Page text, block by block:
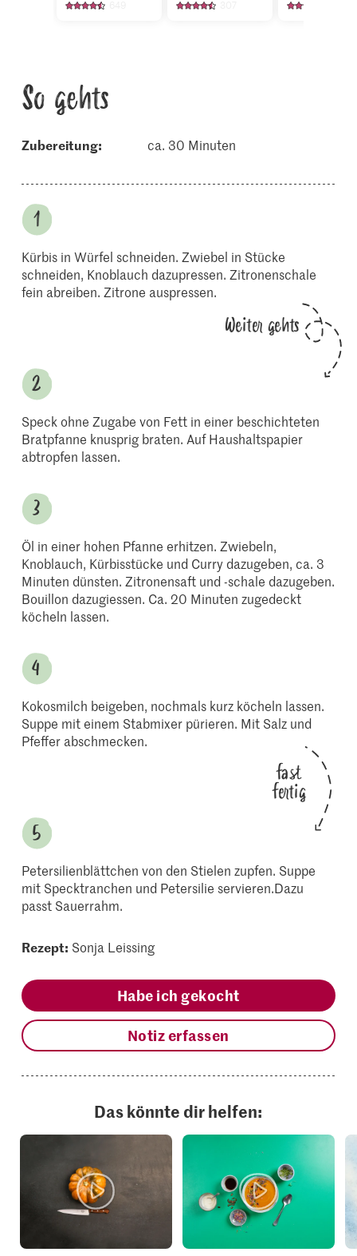
So gehts
Zubereitung: ca. 30 Minuten
Kürbis in Würfel schneiden. Zwiebel in Stücke
schneiden, Knoblauch dazupressen. Zitronenschale
fein abreiben. Zitrone auspressen.
Weiter gehts
Speck ohne Zugabe von Fett in einer beschichteten
Bratpfanne knusprig braten. Auf Haushaltspapier
abtropfen lassen.
Öl in einer hohen Pfanne erhitzen. Zwiebeln,
Knoblauch, Kürbisstücke und Curry dazugeben, ca. 3
Minuten dünsten. Zitronensaft und -schale dazugeben.
Bouillon dazugiessen. Ca. 20 Minuten zugedeckt
köcheln lassen.
Kokosmilch beigeben, nochmals kurz köcheln lassen.
Suppe mit einem Stabmixer pürieren. Mit Salz und
Pfeffer abschmecken.
fast
fertig
Petersilienblättchen von den Stielen zupfen. Suppe
mit Specktranchen und Petersilie servieren.Dazu
passt Sauerrahm.
Rezept: Sonja Leissing
Habe ich gekocht
Notiz erfassen
Das könnte dir helfen: